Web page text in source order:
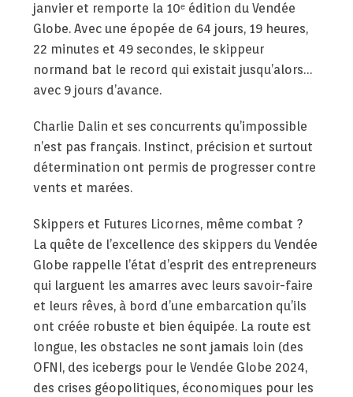
janvier et remporte la 10ᵉ édition du Vendée
Globe. Avec une épopée de 64 jours, 19 heures,
22 minutes et 49 secondes, le skippeur
normand bat le record qui existait jusqu’alors…
avec 9 jours d’avance.
Charlie Dalin et ses concurrents qu’impossible
n’est pas français. Instinct, précision et surtout
détermination ont permis de progresser contre
vents et marées.
Skippers et Futures Licornes, même combat ?
La quête de l’excellence des skippers du Vendée
Globe rappelle l’état d’esprit des entrepreneurs
qui larguent les amarres avec leurs savoir-faire
et leurs rêves, à bord d’une embarcation qu’ils
ont créée robuste et bien équipée. La route est
longue, les obstacles ne sont jamais loin (des
OFNI, des icebergs pour le Vendée Globe 2024,
des crises géopolitiques, économiques pour les